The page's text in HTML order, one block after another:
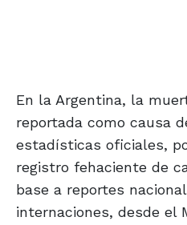
En la Argentina, la
reportada como causa
estadísticas oficiales,
registro fehaciente de
base a reportes
internaciones, desde el